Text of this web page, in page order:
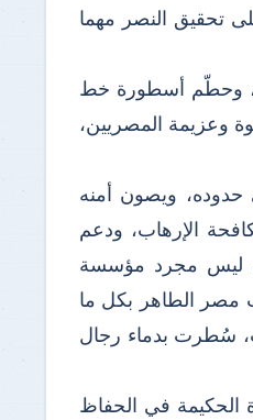
تحقيق النصر مهما
وحطّم أسطورة خط
وعزيمة المصريين،
حدوده، ويصون أمنه
الإرهاب، ودعم
ليس مجرد مؤسسة
مصر الطاهر بكل ما
سُطرت بدماء رجال
الحكيمة في الحفاظ